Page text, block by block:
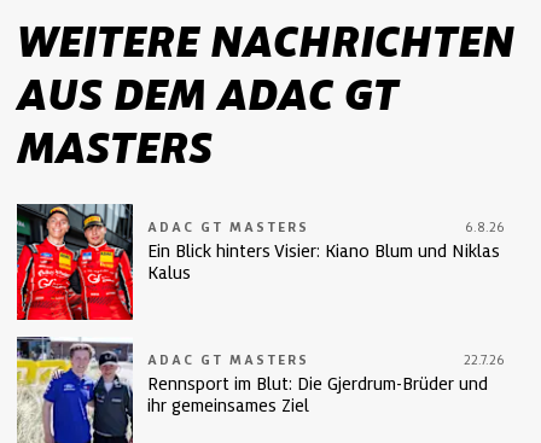
WEITERE NACHRICHTEN
AUS DEM ADAC GT
MASTERS
ADAC GT MASTERS 6.8.26
Ein Blick hinters Visier: Kiano Blum und Niklas
Kalus
ADAC GT MASTERS 22.7.26
Rennsport im Blut: Die Gjerdrum-Brüder und
ihr gemeinsames Ziel